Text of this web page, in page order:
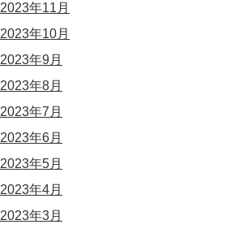
2023年11月
2023年10月
2023年9月
2023年8月
2023年7月
2023年6月
2023年5月
2023年4月
2023年3月